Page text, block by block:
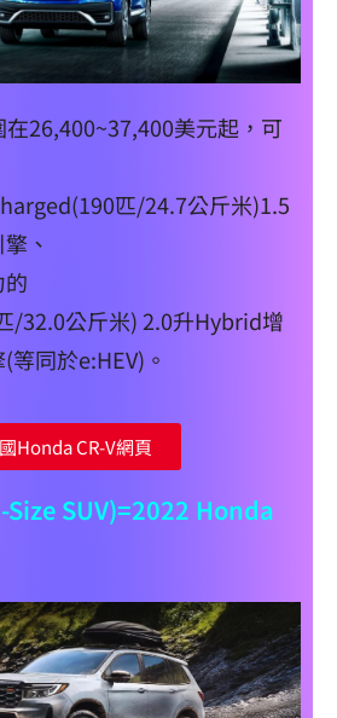
在26,400~37,400美元起，可
匹/24.7公斤米)1.5
、
/32.0公斤米) 2.0升Hybrid增
同於e:HEV)。
Honda CR-V網頁
SUV)=2022 Honda